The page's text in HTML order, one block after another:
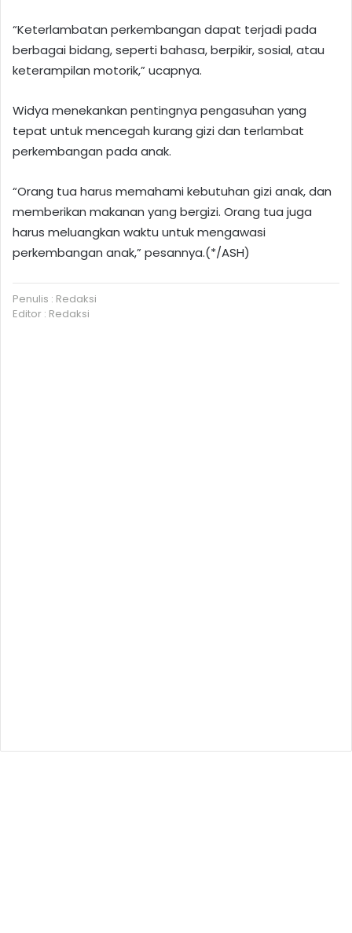
“Keterlambatan perkembangan dapat terjadi pada
berbagai bidang, seperti bahasa, berpikir, sosial, atau
keterampilan motorik,” ucapnya.
Widya menekankan pentingnya pengasuhan yang
tepat untuk mencegah kurang gizi dan terlambat
perkembangan pada anak.
“Orang tua harus memahami kebutuhan gizi anak, dan
memberikan makanan yang bergizi. Orang tua juga
harus meluangkan waktu untuk mengawasi
perkembangan anak,” pesannya.(*/ASH)
Penulis : Redaksi
Editor : Redaksi